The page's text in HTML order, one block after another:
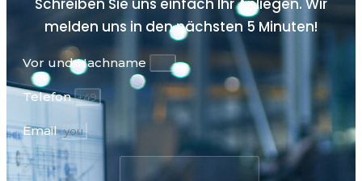
melden uns in den nächsten 5 Minuten!
Vor und Nachname
Telefon
Email